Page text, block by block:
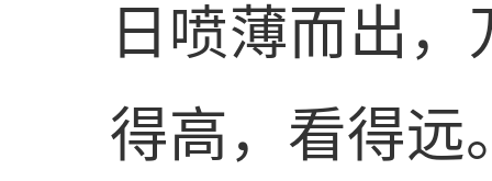
日喷薄而出
得高，看得远